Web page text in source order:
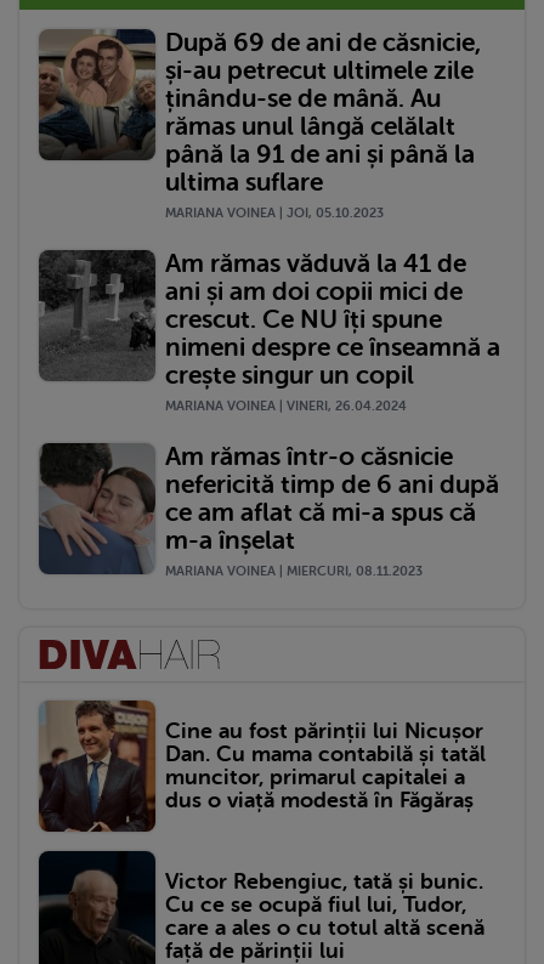
După 69 de ani de căsnicie,
și-au petrecut ultimele zile
ținându-se de mână. Au
rămas unul lângă celălalt
până la 91 de ani și până la
ultima suflare
MARIANA VOINEA | JOI, 05.10.2023
Am rămas văduvă la 41 de
ani și am doi copii mici de
crescut. Ce NU îți spune
nimeni despre ce înseamnă a
crește singur un copil
MARIANA VOINEA | VINERI, 26.04.2024
Am rămas într-o căsnicie
nefericită timp de 6 ani după
ce am aflat că mi-a spus că
m-a înșelat
MARIANA VOINEA | MIERCURI, 08.11.2023
Cine au fost părinții lui Nicușor
Dan. Cu mama contabilă și tatăl
muncitor, primarul capitalei a
dus o viață modestă în Făgăraș
Victor Rebengiuc, tată și bunic.
Cu ce se ocupă fiul lui, Tudor,
care a ales o cu totul altă scenă
față de părinții lui